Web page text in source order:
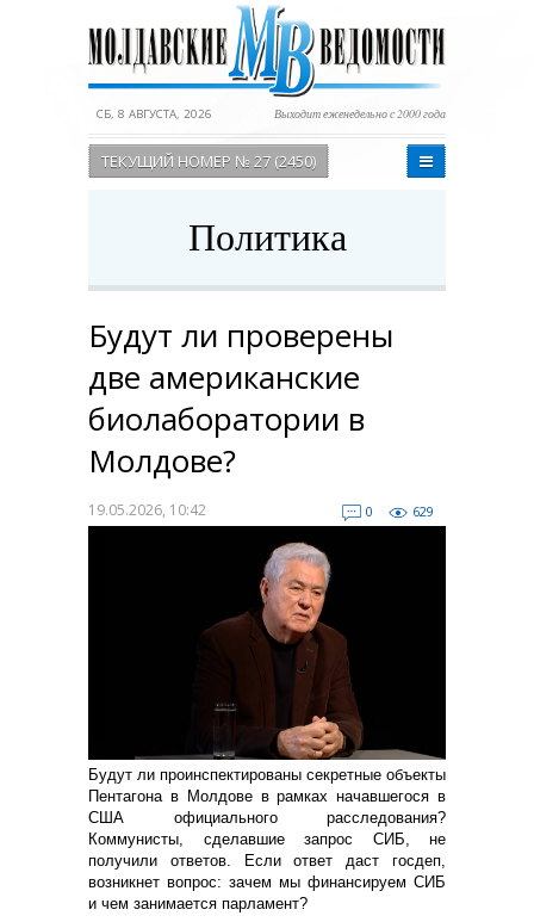
СБ, 8 АВГУСТА, 2026 Выходит еженедельно с 2000 года
ТЕКУЩИЙ НОМЕР № 27 (2450)
Политика
Будут ли проверены
две американские
биолаборатории в
Молдове?
19.05.2026, 10:42 0 629
Будут ли проинспектированы секретные объекты
Пентагона в Молдове в рамках начавшегося в
США официального расследования?
Коммунисты, сделавшие запрос СИБ, не
получили ответов. Если ответ даст госдеп,
возникнет вопрос: зачем мы финансируем СИБ
и чем занимается парламент?